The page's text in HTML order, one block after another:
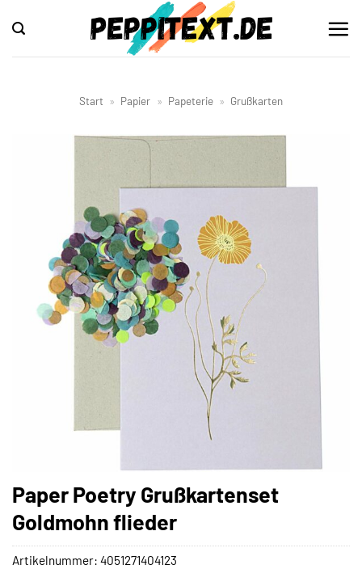
Inhalt
springen
Start » Papier » Papeterie » Grußkarten
Paper Poetry Grußkartenset
Goldmohn flieder
Artikelnummer: 4051271404123